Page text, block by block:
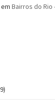
em Bairros do Rio